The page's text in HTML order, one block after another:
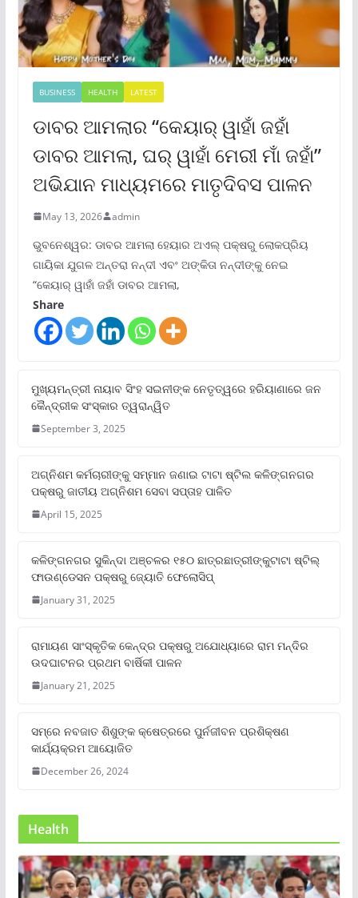
BUSINESS HEALTH LATEST
ଡାବର ଆମଲାର “କେୟାର୍ ୱାହାଁ ଜହାଁ
ଡାବର ଆମଲା, ଘର୍ ୱାହାଁ ମେରୀ ମାଁ ଜହାଁ”
ଅଭିଯାନ ମାଧ୍ୟମରେ ମାତୃଦିବସ ପାଳନ
May 13, 2026 admin
ଭୁବନେଶ୍ୱର: ଡାବର ଆମଲା ହେୟାର ଅଏଲ୍ ପକ୍ଷରୁ ଲୋକପ୍ରିୟ
ଗାୟିକା ଯୁଗଳ ଅନ୍ତରା ନନ୍ଦୀ ଏବଂ ଅଙ୍କିତା ନନ୍ଦୀଙ୍କୁ ନେଇ
“କେୟାର୍ ୱାହାଁ ଜହାଁ ଡାବର ଆମଲା,
Share
ମୁଖ୍ୟମନ୍ତ୍ରୀ ନାୟାବ ସିଂହ ସଇନୀଙ୍କ ନେତୃତ୍ୱରେ ହରିୟାଣାରେ ଜନ
କୈନ୍ଦ୍ରୀକ ସଂସ୍କାର ତ୍ୱରାନ୍ୱିତ
September 3, 2025
ଅଗ୍ନିଶମ କର୍ମଚାରୀଙ୍କୁ ସମ୍ମାନ ଜଣାଇ ଟାଟା ଷ୍ଟିଲ କଳିଙ୍ଗନଗର
ପକ୍ଷରୁ ଜାତୀୟ ଅଗ୍ନିଶମ ସେବା ସପ୍ତାହ ପାଳିତ
April 15, 2025
କଳିଙ୍ଗନଗର ସୁକିନ୍ଦା ଅଞ୍ଚଳର ୧୫୦ ଛାତ୍ରଛାତ୍ରୀଙ୍କୁଟାଟା ଷ୍ଟିଲ୍
ଫାଉଣ୍ଡେସନ ପକ୍ଷରୁ ଜ୍ୟୋତି ଫେଲୋସିପ୍‌
January 31, 2025
ରାମାୟଣ ସାଂସ୍କୃତିକ କେନ୍ଦ୍ର ପକ୍ଷରୁ ଅଯୋଧ୍ୟାରେ ରାମ ମନ୍ଦିର
ଉଦଘାଟନର ପ୍ରଥମ ବାର୍ଷିକୀ ପାଳନ
January 21, 2025
ସମ୍‌ରେ ନବଜାତ ଶିଶୁଙ୍କ କ୍ଷେତ୍ରରେ ପୁର୍ନଜୀବନ ପ୍ରଶିକ୍ଷଣ
କାର୍ଯ୍ୟକ୍ରମ ଆୟୋଜିତ
December 26, 2024
Health